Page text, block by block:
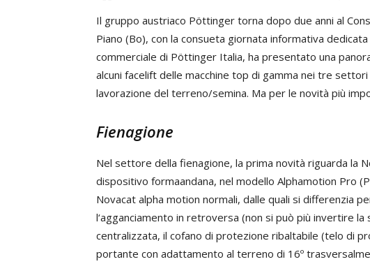
Il gruppo austriaco Pöttinger torna dopo due anni al
Piano (Bo), con la consueta giornata informativa dedicata
commerciale di Pöttinger Italia, ha presentato una
alcuni facelift delle macchine top di gamma nei tre
lavorazione del terreno/semina. Ma per le novità più
Fienagione
Nel settore della fienagione, la prima novità riguarda la
dispositivo formaandana, nel modello Alphamotion Pro
Novacat alpha motion normali, dalle quali si differenzia
l‘agganciamento in retroversa (non si può più invertire la
centralizzata, il cofano di protezione ribaltabile (telo di
portante con adattamento al terreno di 16º